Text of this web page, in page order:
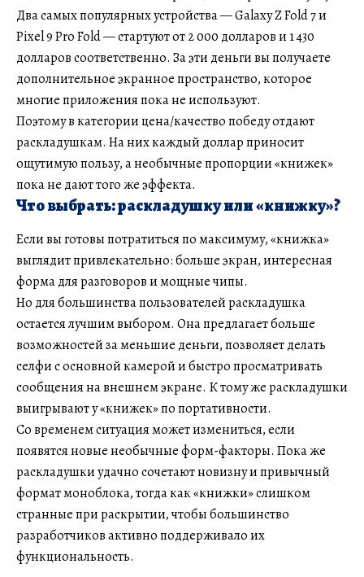
Два самых популярных устройства — Galaxy Z Fold 7 и
Pixel 9 Pro Fold — стартуют от 2 000 долларов и 1 430
долларов соответственно. За эти деньги вы получаете
дополнительное экранное пространство, которое
многие приложения пока не используют.
Поэтому в категории цена/качество победу отдают
раскладушкам. На них каждый доллар приносит
ощутимую пользу, а необычные пропорции «книжек»
пока не дают того же эффекта.
Что выбрать: раскладушку или «книжку»?
Если вы готовы потратиться по максимуму, «книжка»
выглядит привлекательно: больше экран, интересная
форма для разговоров и мощные чипы.
Но для большинства пользователей раскладушка
остается лучшим выбором. Она предлагает больше
возможностей за меньшие деньги, позволяет делать
селфи с основной камерой и быстро просматривать
сообщения на внешнем экране. К тому же раскладушки
выигрывают у «книжек» по портативности.
Со временем ситуация может измениться, если
появятся новые необычные форм-факторы. Пока же
раскладушки удачно сочетают новизну и привычный
формат моноблока, тогда как «книжки» слишком
странные при раскрытии, чтобы большинство
разработчиков активно поддерживало их
функциональность.